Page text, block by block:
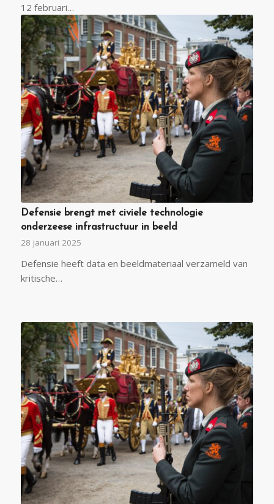
12 februari…
Defensie brengt met civiele technologie
onderzeese infrastructuur in beeld
28 januari 2025
Defensie heeft data en beeldmateriaal verzameld van
kritische…